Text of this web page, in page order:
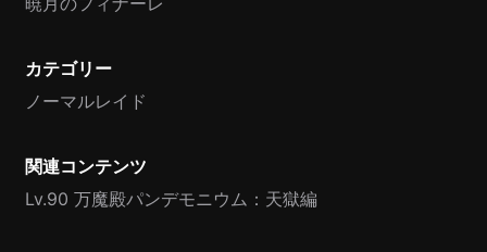
カテゴリー
ノーマルレイド
関連コンテンツ
Lv.90 万魔殿パンデモニウム：天獄編